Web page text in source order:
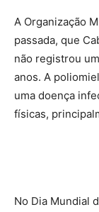
A Organização
passada, que
não registrou
anos. A
uma doença
físicas,
No Dia Mundial